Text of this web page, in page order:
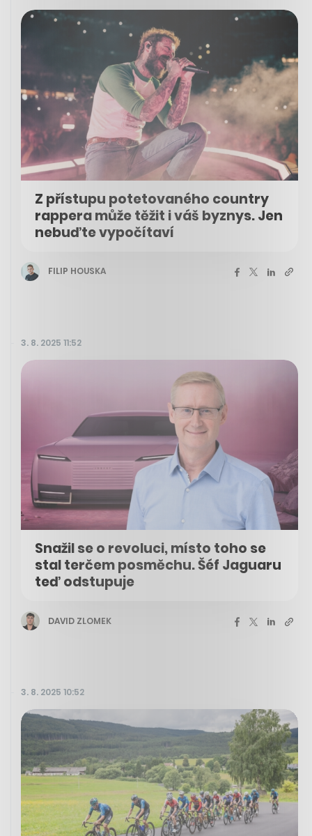
Z přístupu potetovaného country
rappera může těžit i váš byznys. Jen
nebuďte vypočítaví
FILIP HOUSKA
3. 8. 2025 11:52
Snažil se o revoluci, místo toho se
stal terčem posměchu. Šéf Jaguaru
teď odstupuje
DAVID ZLOMEK
3. 8. 2025 10:52